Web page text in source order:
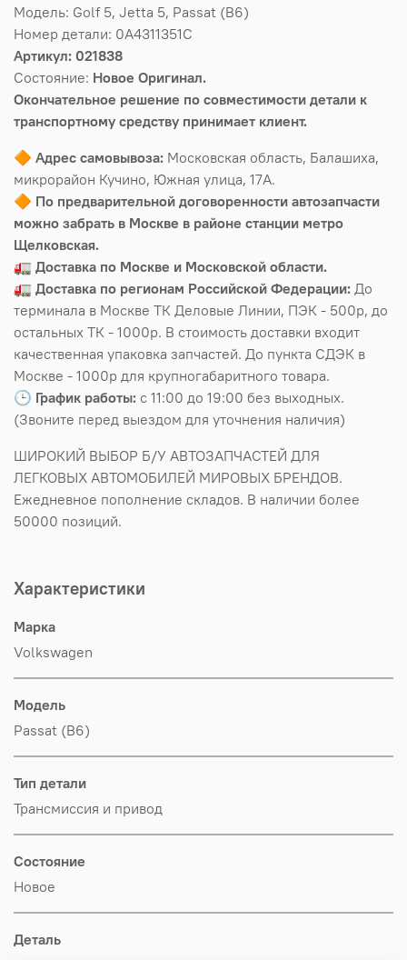
Модель: Golf 5, Jetta 5, Passat (B6)
Номер детали: 0A4311351C
Артикул: 021838
Состояние: Новое Оригинал.
Окончательное решение по совместимости детали к
транспортному средству принимает клиент.
🔶 Адрес самовывоза: Московская область, Балашиха,
микрорайон Кучино, Южная улица, 17А.
🔶 По предварительной договоренности автозапчасти
можно забрать в Москве в районе станции метро
Щелковская.
🚛 Доставка по Москве и Московской области.
🚛 Доставка по регионам Российской Федерации: До
терминала в Москве ТК Деловые Линии, ПЭК - 500р, до
остальных ТК - 1000р. В стоимость доставки входит
качественная упаковка запчастей. До пункта СДЭК в
Москве - 1000р для крупногабаритного товара.
🕒 График работы: с 11:00 до 19:00 без выходных.
(Звоните перед выездом для уточнения наличия)
ШИРОКИЙ ВЫБОР Б/У АВТОЗАПЧАСТЕЙ ДЛЯ
ЛЕГКОВЫХ АВТОМОБИЛЕЙ МИРОВЫХ БРЕНДОВ.
Ежедневное пополнение складов. В наличии более
50000 позиций.
Характеристики
Марка
Volkswagen
Модель
Passat (B6)
Тип детали
Трансмиссия и привод
Состояние
Новое
Деталь